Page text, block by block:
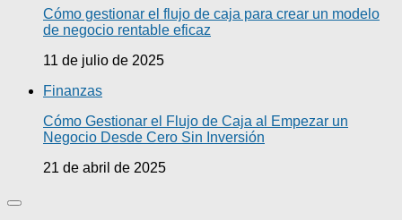
Cómo gestionar el flujo de caja para crear un modelo
de negocio rentable eficaz
11 de julio de 2025
Finanzas
Cómo Gestionar el Flujo de Caja al Empezar un
Negocio Desde Cero Sin Inversión
21 de abril de 2025